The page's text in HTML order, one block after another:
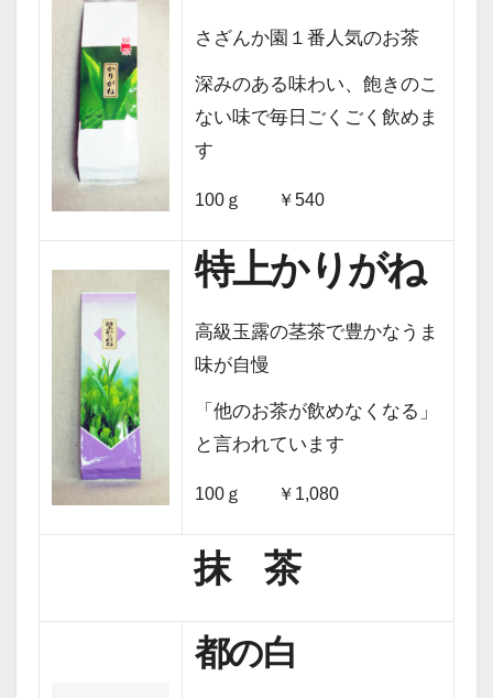
さざんか園１番人気のお茶
深みのある味わい、飽きのこ
ない味で毎日ごくごく飲めま
す
100ｇ ￥540
特上かりがね
高級玉露の茎茶で豊かなうま
味が自慢
「他のお茶が飲めなくなる」
と言われています
100ｇ ￥1,080
抹 茶
都の白